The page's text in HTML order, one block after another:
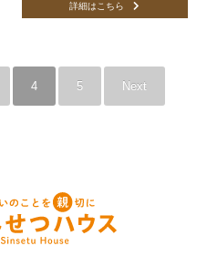
詳細はこちら
4 5 Next